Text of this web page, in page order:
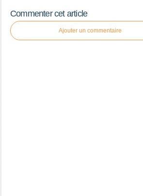
Commenter cet article
Ajouter un commentaire